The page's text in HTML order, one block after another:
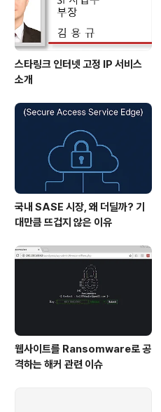
스타링크 인터넷 고정 IP 서비스
소개
국내 SASE 시장, 왜 더딜까? 기
대만큼 뜨겁지 않은 이유
웹사이트를 Ransomware로 공
격하는 해커 관련 이슈